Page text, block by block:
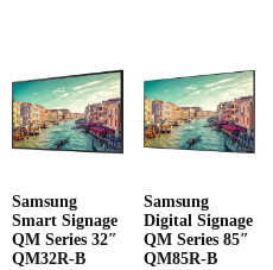
Samsung
Smart Signage
QM Series 32″
QM32R-B
Samsung
Digital Signage
QM Series 85″
QM85R-B